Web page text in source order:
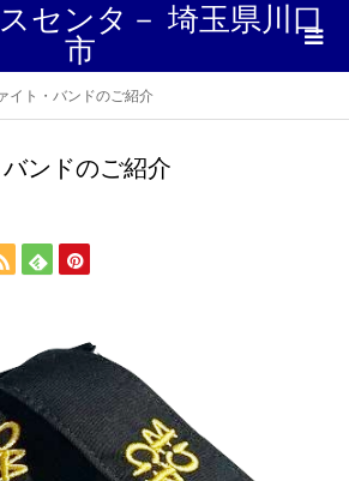
センタ－ 埼玉県川口
市
イト・バンドのご紹介
ンドのご紹介